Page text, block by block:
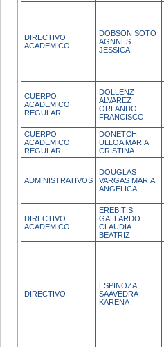
DIRECTIVO
ACADEMICO
DOBSON SOTO
AGNNES
JESSICA
CUERPO
ACADEMICO
REGULAR
DOLLENZ
ALVAREZ
ORLANDO
FRANCISCO
CUERPO
ACADEMICO
REGULAR
DONETCH
ULLOA MARIA
CRISTINA
ADMINISTRATIVOS
DOUGLAS
VARGAS MARIA
ANGELICA
DIRECTIVO
ACADEMICO
EREBITIS
GALLARDO
CLAUDIA
BEATRIZ
DIRECTIVO
ESPINOZA
SAAVEDRA
KARENA